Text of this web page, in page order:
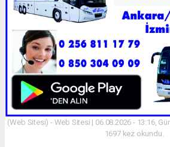
(Web Sitesi) - Web Sitesi | 06.08.2026 - 13:16,
1697 kez okundu.